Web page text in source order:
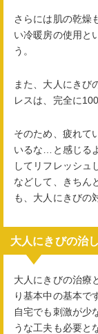
さらには肌の乾燥
い冷暖房の使用と
う。
また、大人にきび
レスは、完全に
そのため、疲れて
いるな…と感じる
してリフレッシュ
などして、きちん
も、大人にきびの
大人にきびの治
大人にきびの治療
り基本中の基本で
自宅でも刺激が少
うな工夫も必要と